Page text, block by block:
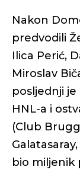
Nakon
predvodili
Ilica Perić,
Miroslav
posljednji
HNL-a i
(Club
bio miljenik